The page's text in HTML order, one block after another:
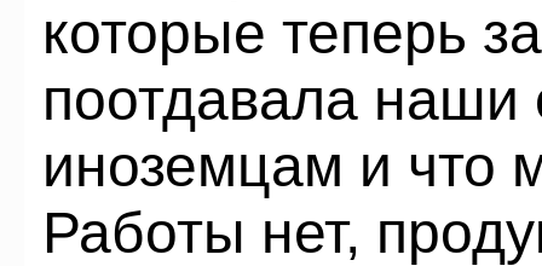
которые теперь
поотдавала наши
иноземцам и что
Работы нет,